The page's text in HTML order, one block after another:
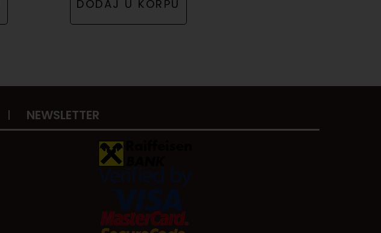
DODAJ U KORPU
NEWSLETTER